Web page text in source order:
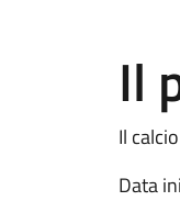
Il
Il
Data